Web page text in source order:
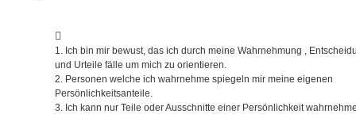
1. Ich bin mir bewust, das ich durch meine Wahrnehmung ,
und Urteile fälle um mich zu orientieren.
2. Personen welche ich wahrnehme spiegeln mir meine eigenen
Persönlichkeitsanteile.
3. Ich kann nur Teile oder Ausschnitte einer Persönlichkeit